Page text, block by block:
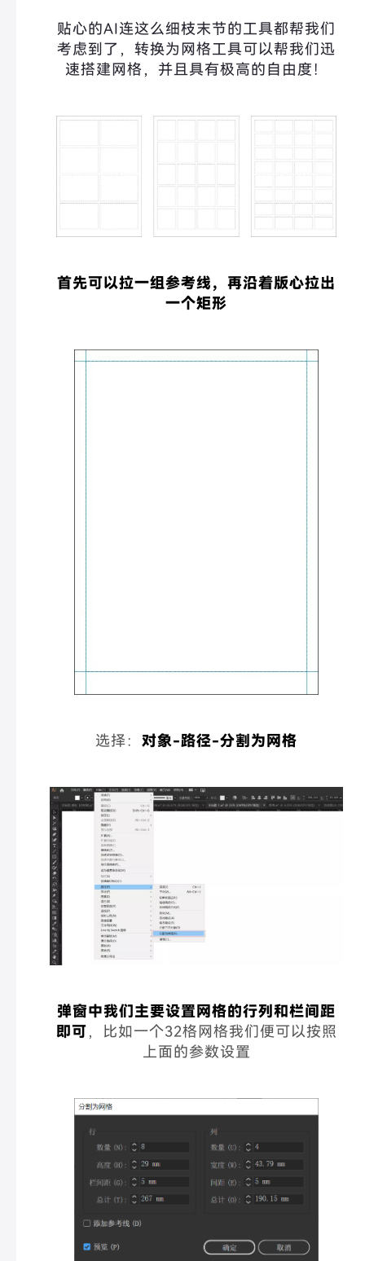
贴心的AI连这么细枝末节的工具都帮我们
考虑到了，转换为网格工具可以帮我们迅
速搭建网格，并且具有极高的自由度！
首先可以拉一组参考线，再沿着版心拉出
一个矩形
选择： 对象-路径-分割为网格
弹窗中我们主要设置网格的行列和栏间距
即可，比如一个32格网格我们便可以按照
上面的参数设置